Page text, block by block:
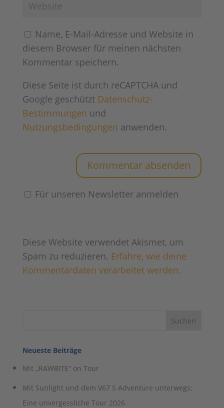
Name, E-Mail-Adresse und Website in
diesem Browser für meinen nächsten
Kommentar speichern.
Diese Seite ist durch reCAPTCHA und
Google geschützt Datenschutz-
Bestimmungen und
Nutzungsbedingungen anwenden.
Für unseren Newsletter anmelden
Diese Website verwendet Akismet, um
Spam zu reduzieren. Erfahre, wie deine
Kommentardaten verarbeitet werden.
Neueste Beiträge
Mit „RAWBITE“ on Tour
Mit Sunlight und dem V67 S Adventure unterwegs:
Eine unvergessliche Tour 2026